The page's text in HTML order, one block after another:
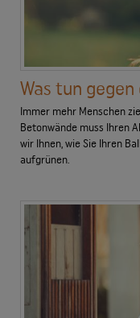
Was tun
Immer mehr Menschen
Betonwände muss Ihren
wir Ihnen, wie Sie Ihren
aufgrünen.